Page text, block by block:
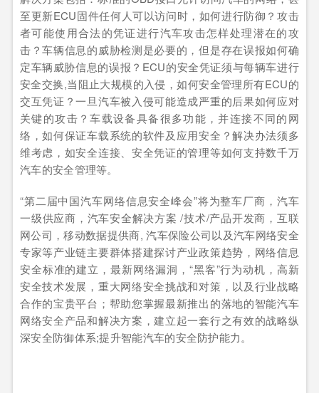
至更新ECU固件任何人可以访问时，如何进行防御？攻击
者可能使用合法的凭证进行汽车攻击怎样处理潜在的攻
击？车辆信息的威胁检测是必要的，但是存在误报如何确
定车辆威胁信息的误报？ECU的安全凭证须与每辆车进行
安全交换,当阻止大规模的入侵，如何安全管理所有ECU的
交互凭证？一旦汽车被入侵可能造成严重的后果如何应对
关键的攻击？车载设备具备很多功能，并连接不同的网
络，如何保证车载系统的软件及应用安全？解决办法须多
维考虑，如安全连接、安全凭证的管理等如何支持数千万
汽车的安全管理等。
“第二届中国汽车网络信息安全峰会”将为整车厂商，汽车
一级供应商，汽车安全解决方案 /技术/产品开发商，互联
网公司，移动数据提供商, 汽车保险公司以及汽车网络安全
专家等产业链主要群体搭建探讨产业政策趋势，网络信息
安全标准的建立，最新网络漏洞，“黑客”行为动机，高新
安全技术发展，重大网络安全挑战和对策，以及行业战略
合作的宝贵平台；帮助您掌握最新推出的落地的智能汽车
网络安全产品和解决方案，建立起一套行之有效的战略纵
深安全防御体系;提升智能汽车的安全防护能力。